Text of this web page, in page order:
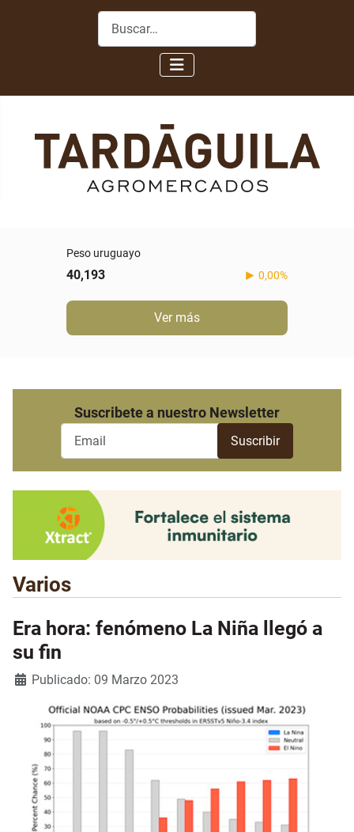
Buscar
Peso uruguayo
40,193 0,00%
Ver más
Suscribete a nuestro Newsletter
Varios
Era hora: fenómeno La Niña llegó a
su fin
Detalles
Publicado: 09 Marzo 2023